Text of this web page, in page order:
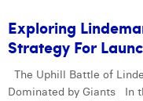
Exploring
Strategy For
The Uphill Battle of
Dominated by Giants In